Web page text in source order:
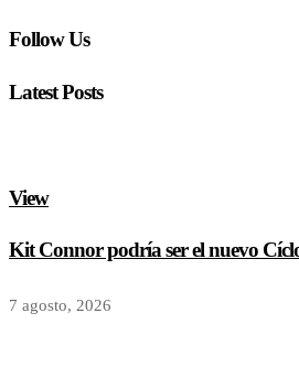
Follow Us
Latest Posts
View
Kit Connor podría ser el nuevo
7 agosto, 2026